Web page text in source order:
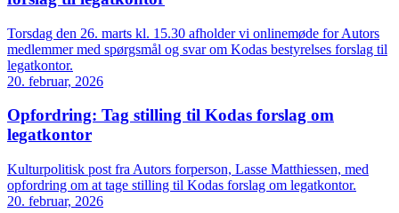
Torsdag den 26. marts kl. 15.30 afholder vi onlinemøde for Autors
medlemmer med spørgsmål og svar om Kodas bestyrelses forslag til
legatkontor.
20. februar, 2026
Opfordring: Tag stilling til Kodas forslag om
legatkontor
Kulturpolitisk post fra Autors forperson, Lasse Matthiessen, med
opfordring om at tage stilling til Kodas forslag om legatkontor.
20. februar, 2026